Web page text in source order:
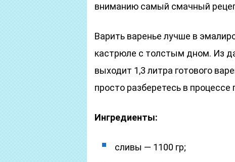
вниманию самый смачный
Варить варенье лучше в
кастрюле с толстым дном. Из
выходит 1,3 литра готового
просто разберетесь в процессе
Ингредиенты:
сливы — 1100 гр;